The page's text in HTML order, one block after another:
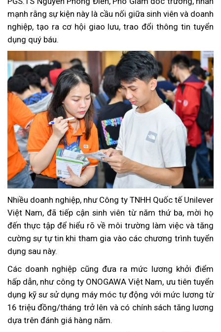
mạnh rằng sự kiện này là cầu nối giữa sinh viên và doanh
nghiệp, tạo ra cơ hội giao lưu, trao đổi thông tin tuyển
dụng quý báu.
Nhiều doanh nghiệp, như Công ty TNHH Quốc tế Unilever
Việt Nam, đã tiếp cận sinh viên từ năm thứ ba, mời họ
đến thực tập để hiểu rõ về môi trường làm việc và tăng
cường sự tự tin khi tham gia vào các chương trình tuyển
dụng sau này.
Các doanh nghiệp cũng đưa ra mức lương khởi điểm
hấp dẫn, như công ty ONOGAWA Việt Nam, ưu tiên tuyển
dụng kỹ sư sử dụng máy móc tự động với mức lương từ
16 triệu đồng/tháng trở lên và có chính sách tăng lương
dựa trên đánh giá hàng năm.